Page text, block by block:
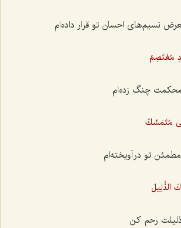
نسیم‌های احسان تو قرار داده‌ام
مُعْتَصِمٌ
چنگ زده‌ام
مُتَمَسِّكٌ
تو در آویخته‌ام
الذَّلِيلَ
ذلیلت رحم کن